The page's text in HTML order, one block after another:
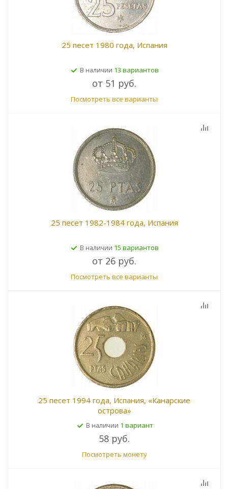
25 песет 1980 года, Испания
В наличии 13 вариантов
от 51 руб.
Посмотреть все варианты
25 песет 1982-1984 года, Испания
В наличии 15 вариантов
от 26 руб.
Посмотреть все варианты
25 песет 1994 года, Испания, «Канарские
острова»
В наличии 1 вариант
58 руб.
Посмотреть монету